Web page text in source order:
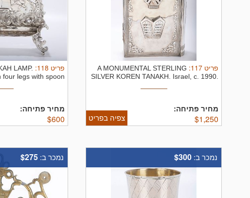
פריט 117
:
A MONUMENTAL STERLING
SILVER KOREN TANAKH. Israel, c. 1990.
מחיר פתיחה:
$1,250 צפיה בפריט
פריט 118
:
LAMP.
four legs with spoon
מחיר פתיחה:
$600
נמכר ב: $300 נמכר ב: $275